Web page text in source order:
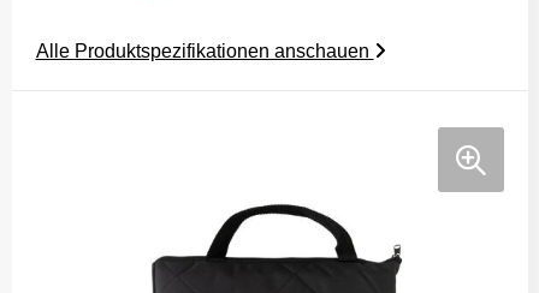
Alle Produktspezifikationen anschauen